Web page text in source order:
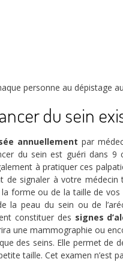
personne au dépistage
du sein
annuellement par
du sein est guéri dans
à pratiquer ces
de signaler à votre
forme ou de la taille de
la peau du sein ou de
constituer des signes
une mammographie ou
des seins. Elle permet de
taille. Cet examen n’est